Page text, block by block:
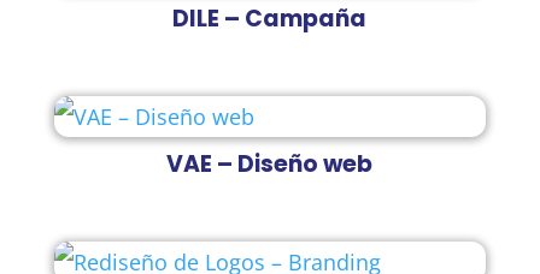
DILE – Campaña
VAE – Diseño web